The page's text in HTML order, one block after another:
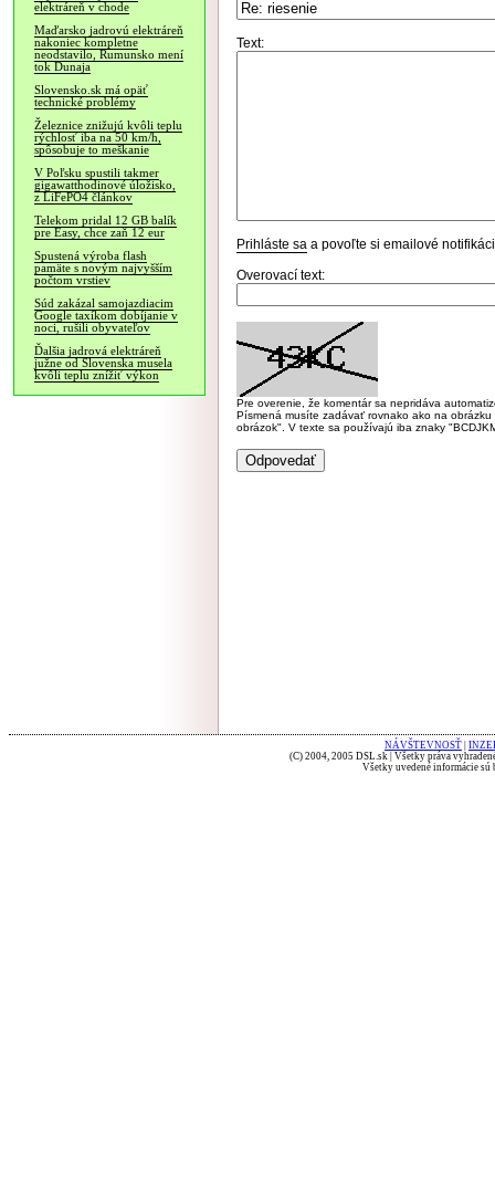
elektráreň v chode
Maďarsko jadrovú elektráreň
nakoniec kompletne
neodstavilo, Rumunsko mení
tok Dunaja
Slovensko.sk má opäť
technické problémy
Železnice znižujú kvôli teplu
rýchlosť iba na 50 km/h,
spôsobuje to meškanie
V Poľsku spustili takmer
gigawatthodinové úložisko,
z LiFePO4 článkov
Telekom pridal 12 GB balík
pre Easy, chce zaň 12 eur
Spustená výroba flash
pamäte s novým najvyšším
počtom vrstiev
Súd zakázal samojazdiacim
Google taxíkom dobíjanie v
noci, rušili obyvateľov
Ďalšia jadrová elektráreň
južne od Slovenska musela
kvôli teplu znížiť výkon
Text:
Prihláste sa a povoľte si emailové
Overovací text:
Pre overenie, že komentár sa nepridáva
Písmená musíte zadávať rovnako ako na
obrázok". V texte sa používajú iba znaky
NÁVŠTEVNOSŤ
(C) 2004, 2005 DSL.sk | Všetky práva
Všetky uvedené informácie sú